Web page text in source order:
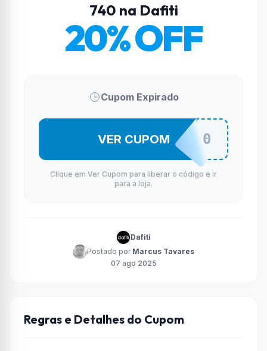
740 na Dafiti
20% OFF
Cupom Expirado
NB740
VER CUPOM
Clique em Ver Cupom para liberar o código e ir
para a loja.
Dafiti
Postado por Marcus Tavares
07 ago 2025
Regras e Detalhes do Cupom